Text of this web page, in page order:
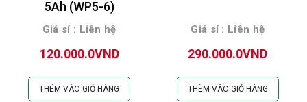
5Ah (WP5-6)
Giá sỉ : Liên hệ
120.000.0VND
THÊM VÀO GIỎ HÀNG
Giá sỉ : Liên hệ
290.000.0VND
THÊM VÀO GIỎ HÀNG